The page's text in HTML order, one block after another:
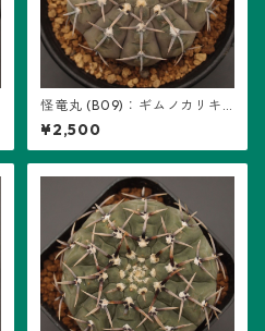
怪竜丸 (B09)：ギムノカリキ
ウム属 ※実生
¥2,500